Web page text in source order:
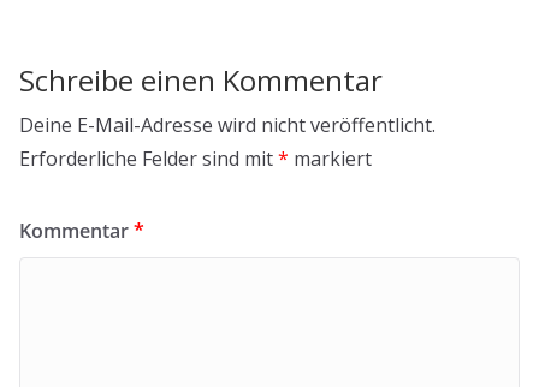
Schreibe einen Kommentar
Deine E-Mail-Adresse wird nicht veröffentlicht.
Erforderliche Felder sind mit* markiert
Kommentar*